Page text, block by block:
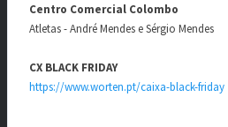
Centro Comercial Colombo
Atletas - André Mendes e Sérgio Mendes
CX BLACK FRIDAY
https://www.worten.pt/caixa-black-friday